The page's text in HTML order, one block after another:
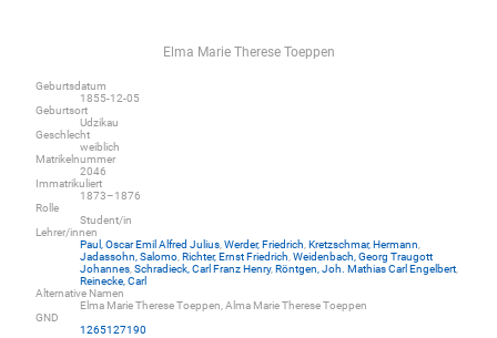
Elma Marie Therese Toeppen
Geburtsdatum
1855-12-05
Geburtsort
Udzikau
Geschlecht
weiblich
Matrikelnummer
2046
Immatrikuliert
1873–1876
Rolle
Student/in
Lehrer/innen
Paul, Oscar Emil Alfred Julius Werder, Friedrich Kretzschmar, Hermann
Jadassohn, Salomo Richter, Ernst Friedrich Weidenbach, Georg Traugott
Johannes Schradieck, Carl Franz Henry, Röntgen, Joh. Mathias Carl Engelbert
Reinecke, Carl
Alternative Namen
Elma Marie Therese Toeppen, Alma Marie Therese Toeppen
GND
1265127190